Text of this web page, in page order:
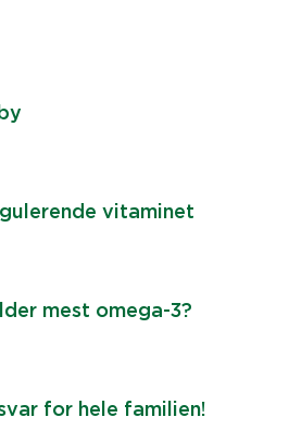
vitaminet
mest omega-3?
for hele familien!